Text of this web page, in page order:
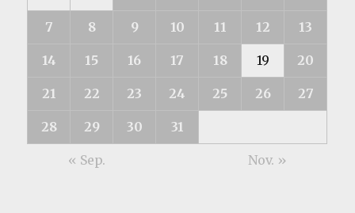
7 8 9 10 11 12 13
14 15 16 17 18 19 20
21 22 23 24 25 26 27
28 29 30 31
« Sep. Nov. »